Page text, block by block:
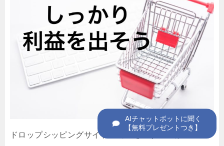
ドロップシッピングサイトで利益を出す方法は、以下